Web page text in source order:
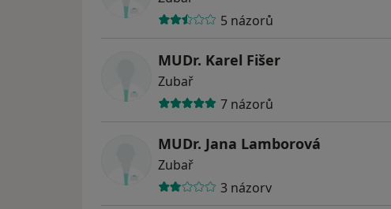
5 názorů
MUDr. Karel Fišer
Zubař
7 názorů
MUDr. Jana Lamborová
Zubař
3 názory